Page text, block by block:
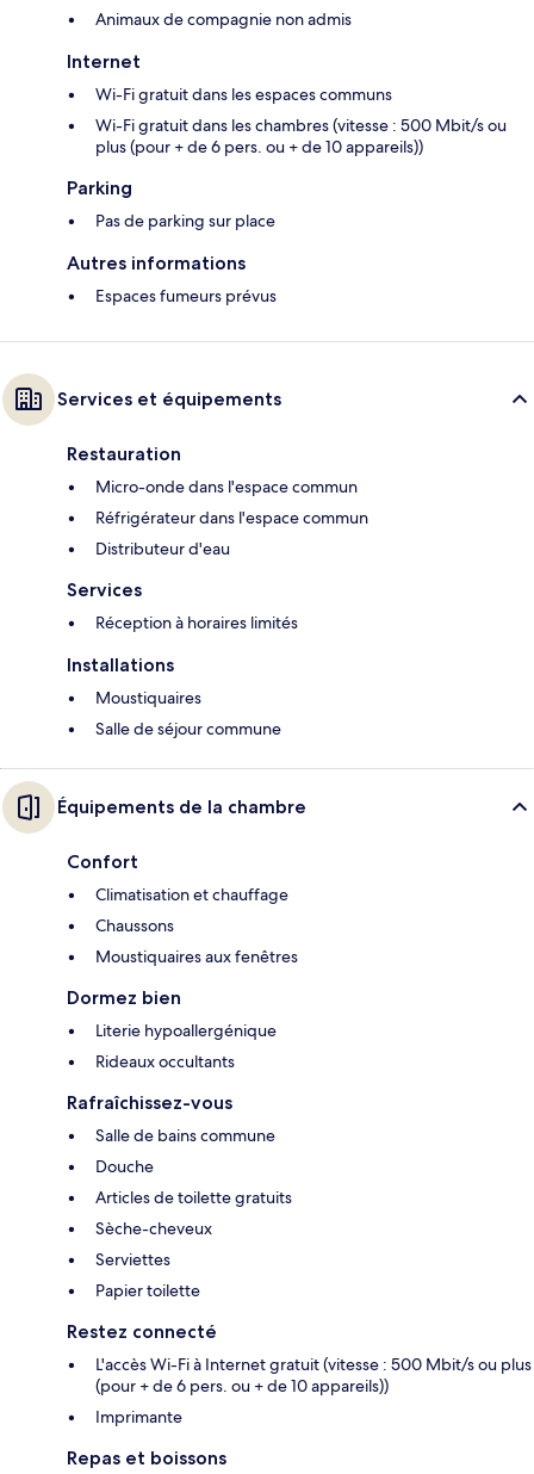
Animaux de compagnie non admis
Internet
Wi-Fi gratuit dans les espaces communs
Wi-Fi gratuit dans les chambres (vitesse : 500 Mbit/s ou
plus (pour + de 6 pers. ou + de 10 appareils))
Parking
Pas de parking sur place
Autres informations
Espaces fumeurs prévus
Services et équipements
Restauration
Micro-onde dans l'espace commun
Réfrigérateur dans l'espace commun
Distributeur d'eau
Services
Réception à horaires limités
Installations
Moustiquaires
Salle de séjour commune
Équipements de la chambre
Confort
Climatisation et chauffage
Chaussons
Moustiquaires aux fenêtres
Dormez bien
Literie hypoallergénique
Rideaux occultants
Rafraîchissez-vous
Salle de bains commune
Douche
Articles de toilette gratuits
Sèche-cheveux
Serviettes
Papier toilette
Restez connecté
L'accès Wi-Fi à Internet gratuit (vitesse : 500 Mbit/s ou plus
(pour + de 6 pers. ou + de 10 appareils))
Imprimante
Repas et boissons